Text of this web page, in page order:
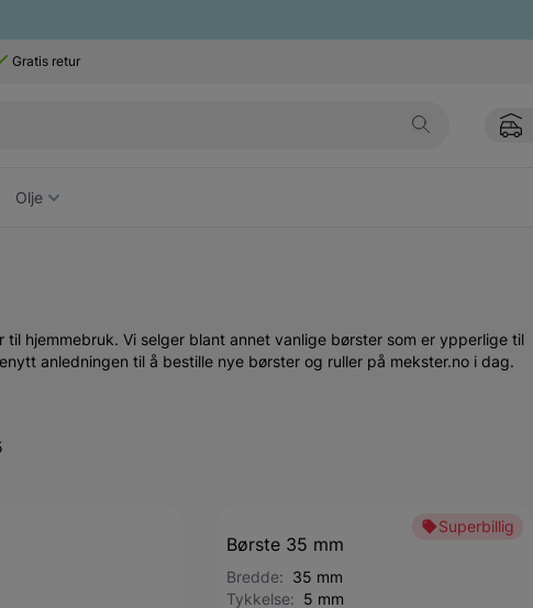
Gratis retur
Olje
hjemmebruk. Vi selger blant annet vanlige børster som er ypperlige til
anledningen til å bestille nye børster og ruller på mekster.no i dag.
Superbillig
Børste 35 mm
Bredde: 35 mm
Tykkelse: 5 mm